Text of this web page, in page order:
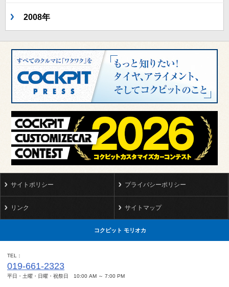
2008年
サイトポリシー プライバシーポリシー
リンク サイトマップ
コクピット モリオカ
TEL
019-661-2323
平日・土曜・日曜・祝祭日 10:00 AM ～ 7:00 PM